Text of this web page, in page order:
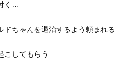
く…
ドちゃんを退治するよう頼まれる
こしてもらう